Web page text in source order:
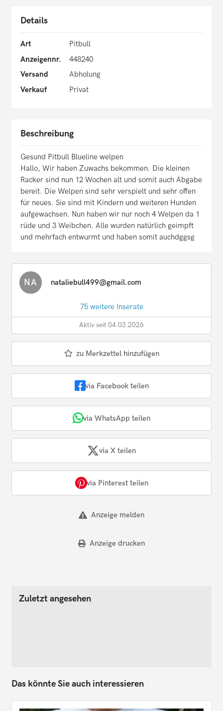
Details
Art
Pitbull
Anzeigennr.
448240
Versand
Abholung
Verkauf
Privat
Beschreibung
Gesund Pitbull Blueline welpen
Hallo, Wir haben Zuwachs bekommen. Die kleinen
Racker sind nun 12 Wochen alt und somit auch Abgabe
bereit. Die Welpen sind sehr verspielt und sehr offen
für neues. Sie sind mit Kindern und weiteren Hunden
aufgewachsen. Nun haben wir nur noch 4 Welpen da 1
rüde und 3 Weibchen. Alle wurden natürlich geimpft
und mehrfach entwurmt und haben somit auchdggsg
NA nataliebull499@gmail.com
75 weitere Inserate
Aktiv seit 04.03.2026
zu Merkzettel hinzufügen
via Facebook teilen
via WhatsApp teilen
via X teilen
via Pinterest teilen
Anzeige melden
Anzeige drucken
Zuletzt angesehen
Das könnte Sie auch interessieren